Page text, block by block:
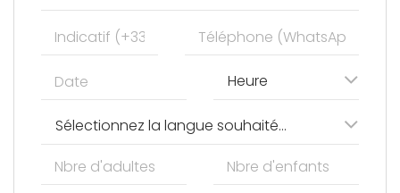
Heure
Sélectionnez la langue souhaitée pour votre visite